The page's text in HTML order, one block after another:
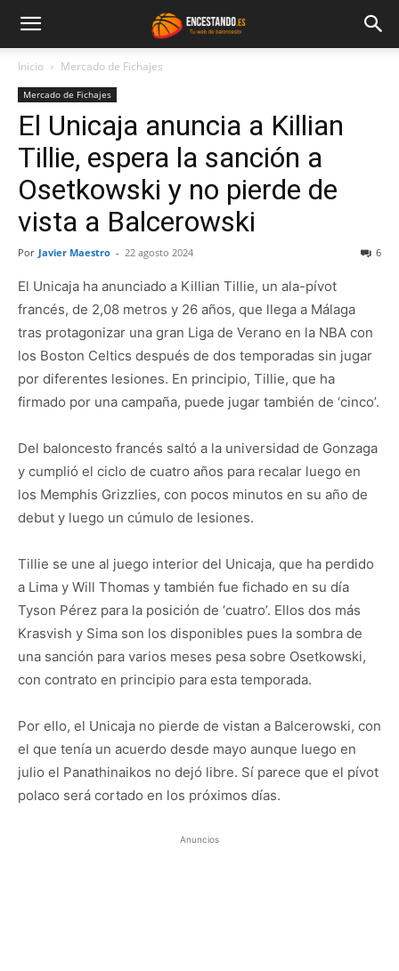
Inicio Mercado de Fichajes
Mercado de Fichajes
El Unicaja anuncia a Killian
Tillie, espera la sanción a
Osetkowski y no pierde de
vista a Balcerowski
Por Javier Maestro - 22 agosto 2024 6
El Unicaja ha anunciado a Killian Tillie, un ala-pívot
francés, de 2,08 metros y 26 años, que llega a Málaga
tras protagonizar una gran Liga de Verano en la NBA con
los Boston Celtics después de dos temporadas sin jugar
por diferentes lesiones. En principio, Tillie, que ha
firmado por una campaña, puede jugar también de ‘cinco’.
Del baloncesto francés saltó a la universidad de Gonzaga
y cumplió el ciclo de cuatro años para recalar luego en
los Memphis Grizzlies, con pocos minutos en su año de
debut y luego un cúmulo de lesiones.
Tillie se une al juego interior del Unicaja, que ha perdido
a Lima y Will Thomas y también fue fichado en su día
Tyson Pérez para la posición de ‘cuatro’. Ellos dos más
Krasvish y Sima son los disponibles pues la sombra de
una sanción para varios meses pesa sobre Osetkowski,
con contrato en principio para esta temporada.
Por ello, el Unicaja no pierde de vistan a Balcerowski, con
el que tenía un acuerdo desde mayo aunque luego en
julio el Panathinaikos no dejó libre. Sí parece que el pívot
polaco será cortado en los próximos días.
Anuncios